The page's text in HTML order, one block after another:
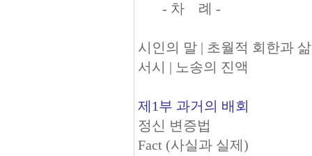
- 차 례 -
시인의 말 | 초월적 회한과
서시 | 노송의 진액
제1부 과거의 배회
정신 변증법
Fact (사실과 실제)